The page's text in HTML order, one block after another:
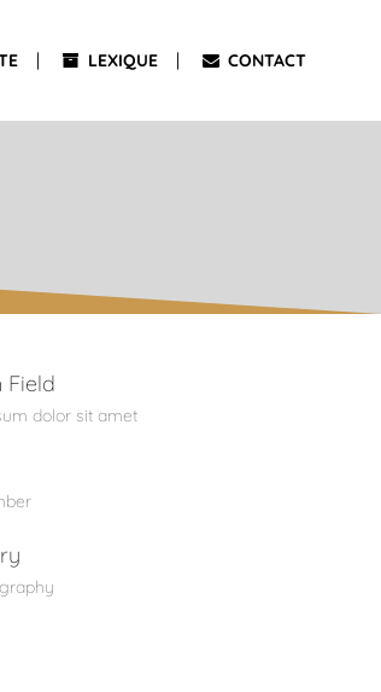
LEXIQUE CONTACT
Field
dolor sit amet